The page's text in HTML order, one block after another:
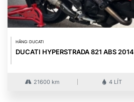
HÃNG: DUCATI
DUCATI HYPERSTRADA 821 ABS 2014
21600 km 4 LÍT